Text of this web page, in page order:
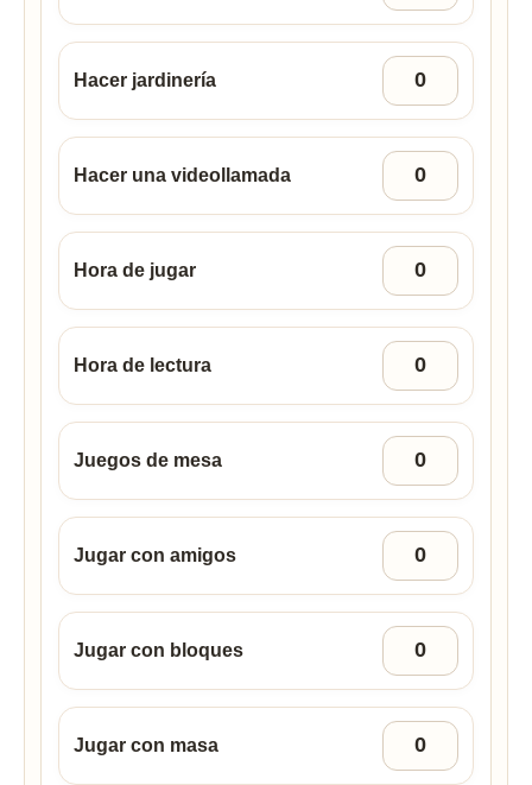
Hacer jardinería
Hacer una videollamada
Hora de jugar
Hora de lectura
Juegos de mesa
Jugar con amigos
Jugar con bloques
Jugar con masa